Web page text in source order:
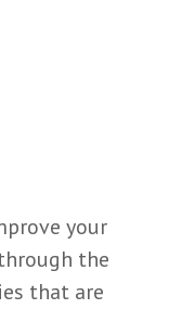
your
the
that are